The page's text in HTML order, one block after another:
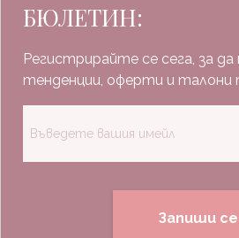
БЮЛЕТИН:
Регистрирайте се сега, за да
тенденции, оферти и талони
Запиши се